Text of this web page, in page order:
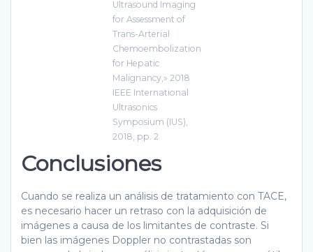
Ultrasound Imaging
for Assessment of
Trans-Arterial
Chemoembolization
for Hepatic
Malignancy,» 2018
IEEE International
Ultrasonics
Symposium (IUS),
2018, pp. 2
Conclusiones
Cuando se realiza un análisis de tratamiento con TACE,
es necesario hacer un retraso con la adquisición de
imágenes a causa de los limitantes de contraste. Si
bien las imágenes Doppler no contrastadas son